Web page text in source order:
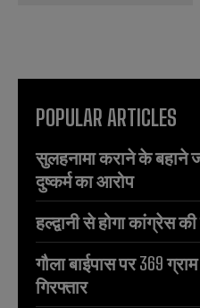
POPULAR ARTICLES
सुलहनामा कराने के बहाने
दुष्कर्म का आरोप
हल्द्वानी से होगा कांग्रेस
गौला बाईपास पर 369
गिरफ्तार